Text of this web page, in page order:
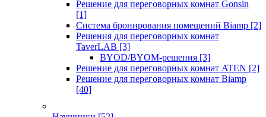
Решение для переговорных комнат Gonsin
[1]
Система бронирования помещений Biamp [2]
Решения для переговорных комнат
TaverLAB [3]
BYOD/BYOM-решения [3]
Решение для переговорных комнат ATEN [2]
Решение для переговорных комнат Biamp
[40]